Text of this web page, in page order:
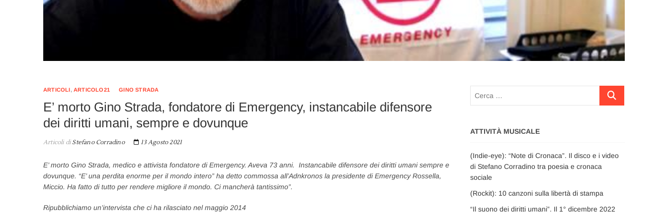
ARTICOLI,ARTICOLO21 GINO STRADA
E’ morto Gino Strada, fondatore di Emergency, instancabile difensore
dei diritti umani, sempre e dovunque
Articoli diStefano Corradino 13 Agosto 2021
E’ morto Gino Strada, medico e attivista fondatore di Emergency. Aveva 73 anni. Instancabile difensore dei diritti umani sempre e
dovunque. “E’ una perdita enorme per il mondo intero” ha detto commossa all’Adnkronos la presidente di Emergency Rossella,
Miccio. Ha fatto di tutto per rendere migliore il mondo. Ci mancherà tantissimo”.
Ripubblichiamo un’intervista che ci ha rilasciato nel maggio 2014
Cerca
ATTIVITÀ MUSICALE
(Indie-eye): “Note di Cronaca”. Il disco e i video
di Stefano Corradino tra poesia e cronaca
sociale
(Rockit): 10 canzoni sulla libertà di stampa
“Il suono dei diritti umani”. Il 1° dicembre 2022